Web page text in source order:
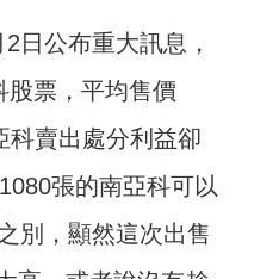
日公布重大訊息，
股票，平均售價
科賣出處分利益卻
張的南亞科可以
別，顯然這次出售